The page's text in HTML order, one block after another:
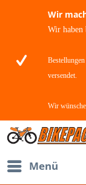
Wir
Wir haben
versendet.
Wir
Menü